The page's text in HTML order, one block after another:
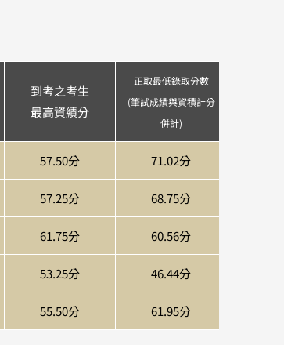
到考之考生
最高資績分
正取最低錄取分數
(筆試成績與資積計分
併計)
57.50分 71.02分
57.25分 68.75分
61.75分 60.56分
53.25分 46.44分
55.50分 61.95分